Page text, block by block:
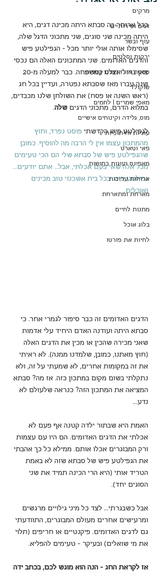
מרקים
דגים ופירות ים
עוף ובשר
ירקות וסלטים
פסטה אורז דגנים קטניות
שוקולד
מאפי שמרים | לחמים
מוס, גלידה וקינוחים אישיים
עוגיות וחיתוכיות
פאי וטארט
מאפינס ועוגות בחושות
ארוחות ערוכות
מארחת ומתארחת
מתנות לחיים
בלוג אוכל
לחיות את פורטו
בכל ארוחה בה סבתא היתה מכינה דגים, היא
היתה מכינה שני סוגים, שני מתכוני הדגל שלה,
שסימלו אותה אולי יותר מכל - הגפילטע פיש
והדגים האדומים. שני המתכונים האלה הם נכסי
שנה עברו מאז שסבתא נפטרה, ועדיין בכל חג
(ראש השנה או פסח) את השולחן שלנו מכבדים,
במלוא הדרם, מתכוני הדגים שלה.
לגפילטע פיש הקדשתי פוסט נפרד, וחוץ
מהמתכון עצמו אין לי הרבה מה להוסיף. כמובן
שהגפילטע פיש של סבתא שלי הם הכי טעימים
מכל אלה שאי פעם אכלתי, אבל... אתם יודעים...
גפילטע פיש. בכל בית אשכנזי טוב מכינים
ואוכלים.
הדגים האדומים זה כבר סיפור לגמרי אחר. כי
סבתא היתה ועודנה האדם היחיד עלי אדמות
שאני מכירה שהכין או מכין את הדגים האלה
(חוץ מאתנו, כמובן, שלמדנו ממנה). לא ראיתי
את זה במקומות אחרים, לא שמעתי על זה, ולא
נתקלתי בשום מקום במתכון כזה. אז מה? סבתא
המציאה את המתכון הזה? כנראה שלעולם לא
נדע...
האמת היא שבתור ילדה קטנה אף פעם לא
אכלתי את הדגים האדומים. הם היו עם עצמות
ורק המבוגרים אכלו אותם. ממילא כל כך אהבתי
את הגפילטע פיש של סבתא שזה לא באמת
הטריד אותי (היא הרי הכינה תמיד את שני
הסוגים יחד).
אבל כשבגרתי... לצד כל מיני גילויים מרגשים
ומרעישים אחרים מעולם המבוגרים, התוודעתי
גם לדגים האדומים. פיקנטיים או חריפים (תלוי
את מי שואלים) ובעיקר - טעימים להפליא.
אז לקראת החג - הנה הוא מוגש לכם, בכתב ידה